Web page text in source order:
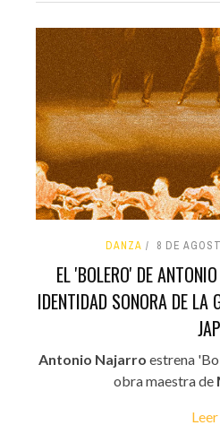
DANZA 8 DE
EL 'BOLERO' DE
IDENTIDAD SONORA DE LA
Antonio Najarro estrena
obra maestra de